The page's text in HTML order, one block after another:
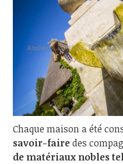
Chaque maison a été
savoir-fairedes
de matériaux nobles